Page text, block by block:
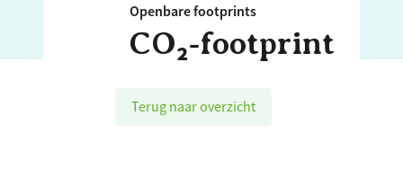
Openbare footprints
CO₂‑footprint
Terug naar overzicht